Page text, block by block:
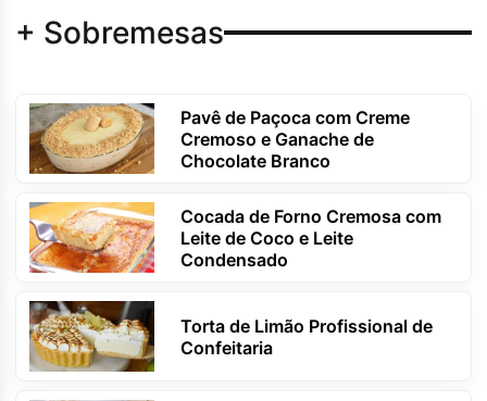
+ Sobremesas
Pavê de Paçoca com Creme
Cremoso e Ganache de
Chocolate Branco
Cocada de Forno Cremosa com
Leite de Coco e Leite
Condensado
Torta de Limão Profissional de
Confeitaria